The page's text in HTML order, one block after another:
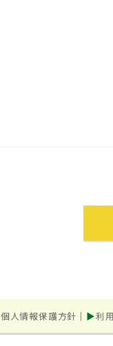
個人情報保護方針 利